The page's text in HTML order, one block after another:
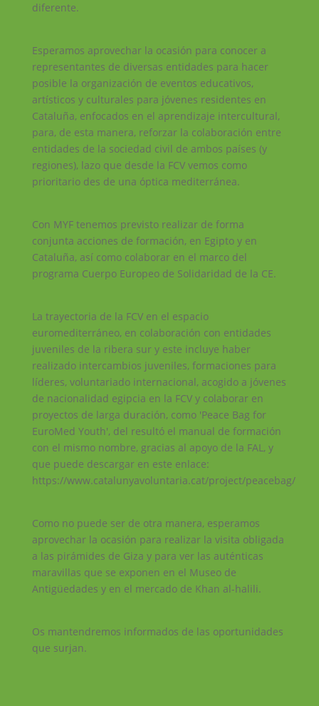
diferente.
Esperamos aprovechar la ocasión para conocer a
representantes de diversas entidades para hacer
posible la organización de eventos educativos,
artísticos y culturales para jóvenes residentes en
Cataluña, enfocados en el aprendizaje intercultural,
para, de esta manera, reforzar la colaboración entre
entidades de la sociedad civil de ambos países (y
regiones), lazo que desde la FCV vemos como
prioritario des de una óptica mediterránea.
Con MYF tenemos previsto realizar de forma
conjunta acciones de formación, en Egipto y en
Cataluña, así como colaborar en el marco del
programa Cuerpo Europeo de Solidaridad de la CE.
La trayectoria de la FCV en el espacio
euromediterráneo, en colaboración con entidades
juveniles de la ribera sur y este incluye haber
realizado intercambios juveniles, formaciones para
líderes, voluntariado internacional, acogido a jóvenes
de nacionalidad egipcia en la FCV y colaborar en
proyectos de larga duración, como 'Peace Bag for
EuroMed Youth', del resultó el manual de formación
con el mismo nombre, gracias al apoyo de la FAL, y
que puede descargar en este enlace:
https://www.catalunyavoluntaria.cat/project/peacebag/
Como no puede ser de otra manera, esperamos
aprovechar la ocasión para realizar la visita obligada
a las pirámides de Giza y para ver las auténticas
maravillas que se exponen en el Museo de
Antigüedades y en el mercado de Khan al-halili.
Os mantendremos informados de las oportunidades
que surjan.